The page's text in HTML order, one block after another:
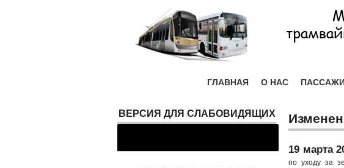
ГЛАВНАЯ О НАС
19 марта
по уходу за
ВЕРСИЯ ДЛЯ СЛАБОВИДЯЩИХ